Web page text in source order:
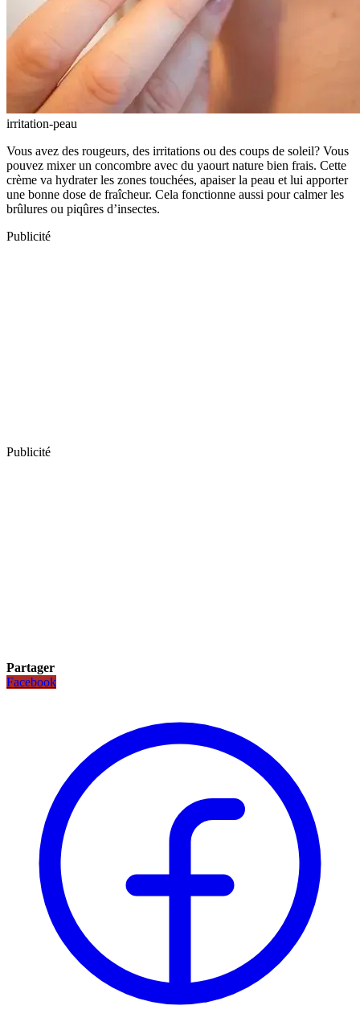
irritation-peau
Vous avez des rougeurs, des irritations ou des coups de soleil? Vous
pouvez mixer un concombre avec du yaourt nature bien frais. Cette
crème va hydrater les zones touchées, apaiser la peau et lui apporter
une bonne dose de fraîcheur. Cela fonctionne aussi pour calmer les
brûlures ou piqûres d’insectes.
Publicité
Publicité
Partager
Facebook